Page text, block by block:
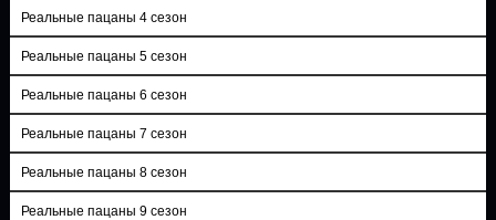
Реальные пацаны 4 сезон
Реальные пацаны 5 сезон
Реальные пацаны 6 сезон
Реальные пацаны 7 сезон
Реальные пацаны 8 сезон
Реальные пацаны 9 сезон